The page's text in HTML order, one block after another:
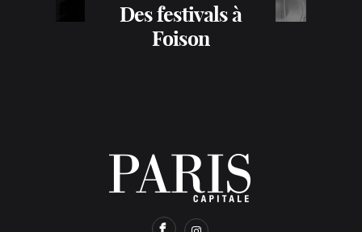
Des festivals à
Foison